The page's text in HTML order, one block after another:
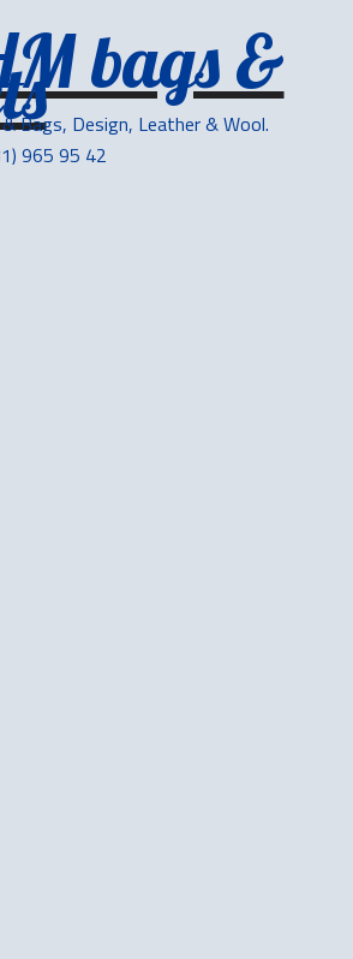
bags &
Bags, Design, Leather & Wool.
965 95 42